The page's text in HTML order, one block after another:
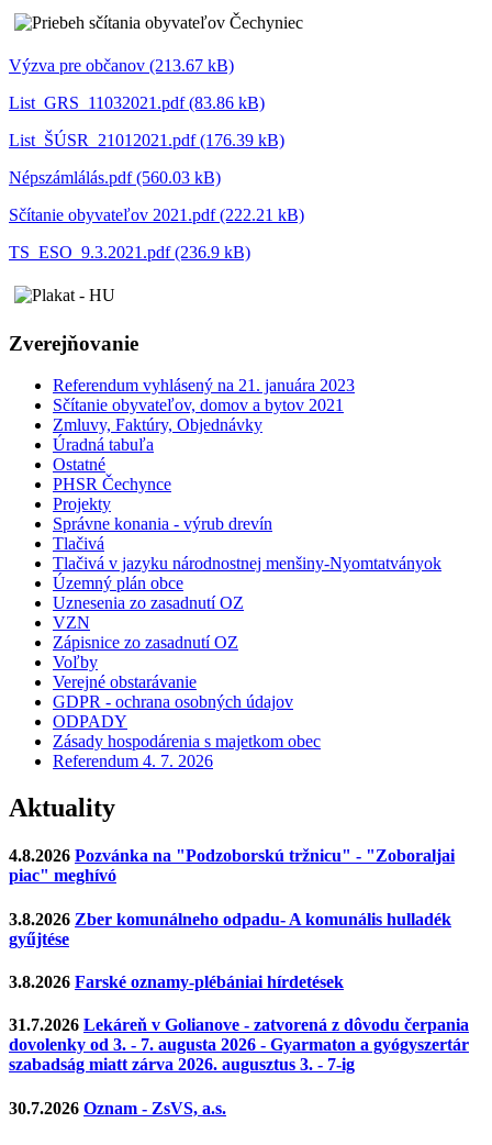
Výzva pre občanov (213.67 kB)
List_GRS_11032021.pdf (83.86 kB)
List_ŠÚSR_21012021.pdf (176.39 kB)
Népszámlálás.pdf (560.03 kB)
Sčítanie obyvateľov 2021.pdf (222.21 kB)
TS_ESO_9.3.2021.pdf (236.9 kB)
Zverejňovanie
Referendum vyhlásený na 21. januára 2023
Sčítanie obyvateľov, domov a bytov 2021
Zmluvy, Faktúry, Objednávky
Úradná tabuľa
Ostatné
PHSR Čechynce
Projekty
Správne konania - výrub drevín
Tlačivá
Tlačivá v jazyku národnostnej menšiny-Nyomtatványok
Územný plán obce
Uznesenia zo zasadnutí OZ
VZN
Zápisnice zo zasadnutí OZ
Voľby
Verejné obstarávanie
GDPR - ochrana osobných údajov
ODPADY
Zásady hospodárenia s majetkom obec
Referendum 4. 7. 2026
Aktuality
4.8.2026 Pozvánka na "Podzoborskú tržnicu" - "Zoboraljai
piac" meghívó
3.8.2026 Zber komunálneho odpadu- A komunális hulladék
gyűjtése
3.8.2026 Farské oznamy-plébániai hírdetések
31.7.2026 Lekáreň v Golianove - zatvorená z dôvodu čerpania
dovolenky od 3. - 7. augusta 2026 - Gyarmaton a gyógyszertár
szabadság miatt zárva 2026. augusztus 3. - 7-ig
30.7.2026 Oznam - ZsVS, a.s.